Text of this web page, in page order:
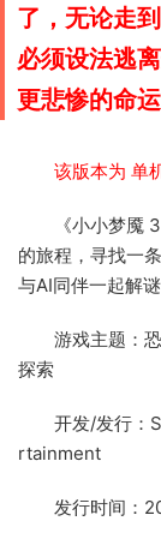
了，无论走
必须设法逃
更悲惨的命运
该版本为 单
《小小梦魇
的旅程，寻找一
与AI同伴一起解
游戏主题：
探索
开发/发行：
rtainment
发行时间：